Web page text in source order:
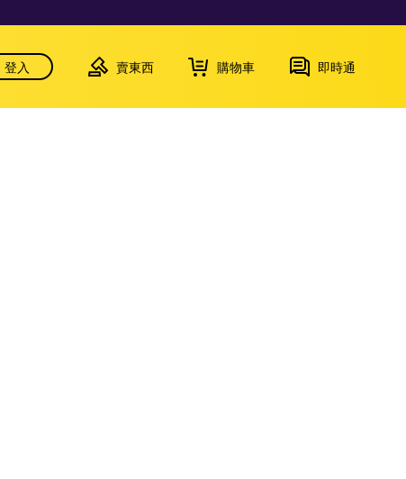
登入 賣東西 購物車 即時通